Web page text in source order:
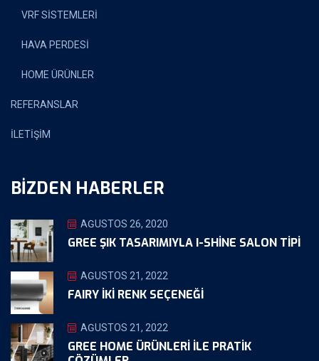
VRF SİSTEMLERİ
HAVA PERDESİ
HOME ÜRÜNLER
REFERANSLAR
İLETİŞİM
BIZDEN HABERLER
AĞUSTOS 26, 2020
GREE ŞIK TASARIMIYLA I-SHINE SALON TIPI
AĞUSTOS 21, 2022
FAIRY İKİ RENK SEÇENEĞİ
AĞUSTOS 21, 2022
GREE HOME ÜRÜNLERI ILE PRATIK